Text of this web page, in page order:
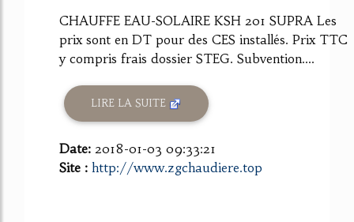
CHAUFFE EAU-SOLAIRE KSH 201 SUPRA Les
prix sont en DT pour des CES installés. Prix TTC
y compris frais dossier STEG. Subvention....
LIRE LA SUITE
Date: 2018-01-03 09:33:21
Site : http://www.zgchaudiere.top